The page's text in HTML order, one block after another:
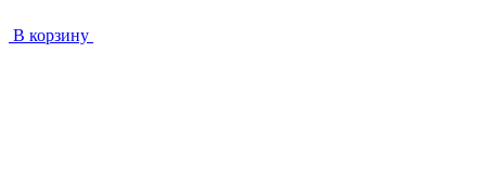
В корзину